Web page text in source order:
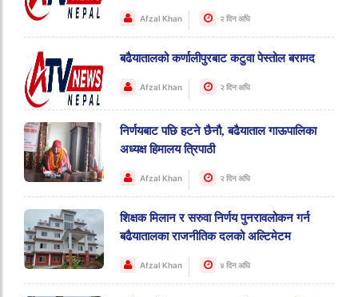
Afzal Khan २ दिन अघि
बढैयातालको कर्णालीपुरबाट कटुवा पेस्तोल बरामद
Afzal Khan २ दिन अघि
निर्णयबाट पछि हटने छैनौ, बढैयाताल गाऊपालिका
अध्यक्ष हिमालय त्रिपाठी
Afzal Khan २ दिन अघि
शिक्षक मिलान र सरुवा निर्णय पुनरावलोकन गर्न
बढैयातालका राजनीतिक दलको अल्टिमेटम
Afzal Khan ४ दिन अघि